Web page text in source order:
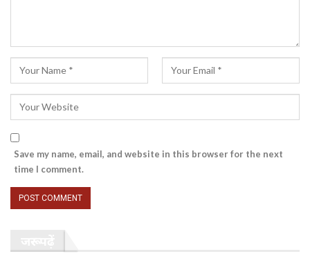
Save my name, email, and website in this browser for the next
time I comment.